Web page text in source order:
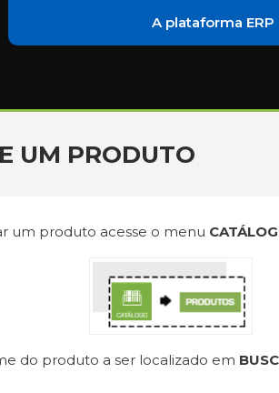
A plataforma
UM PRODUTO
um produto acesse o menu
do produto a ser localizado em